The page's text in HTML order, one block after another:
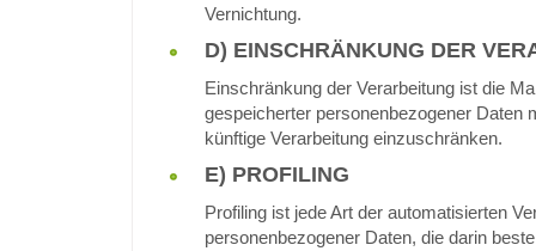
Vernichtung.
D) EINSCHRÄNKUNG DER
Einschränkung der Verarbeitung ist die
gespeicherter personenbezogener Daten
künftige Verarbeitung einzuschränken.
E) PROFILING
Profiling ist jede Art der automatisierten
personenbezogener Daten, die darin